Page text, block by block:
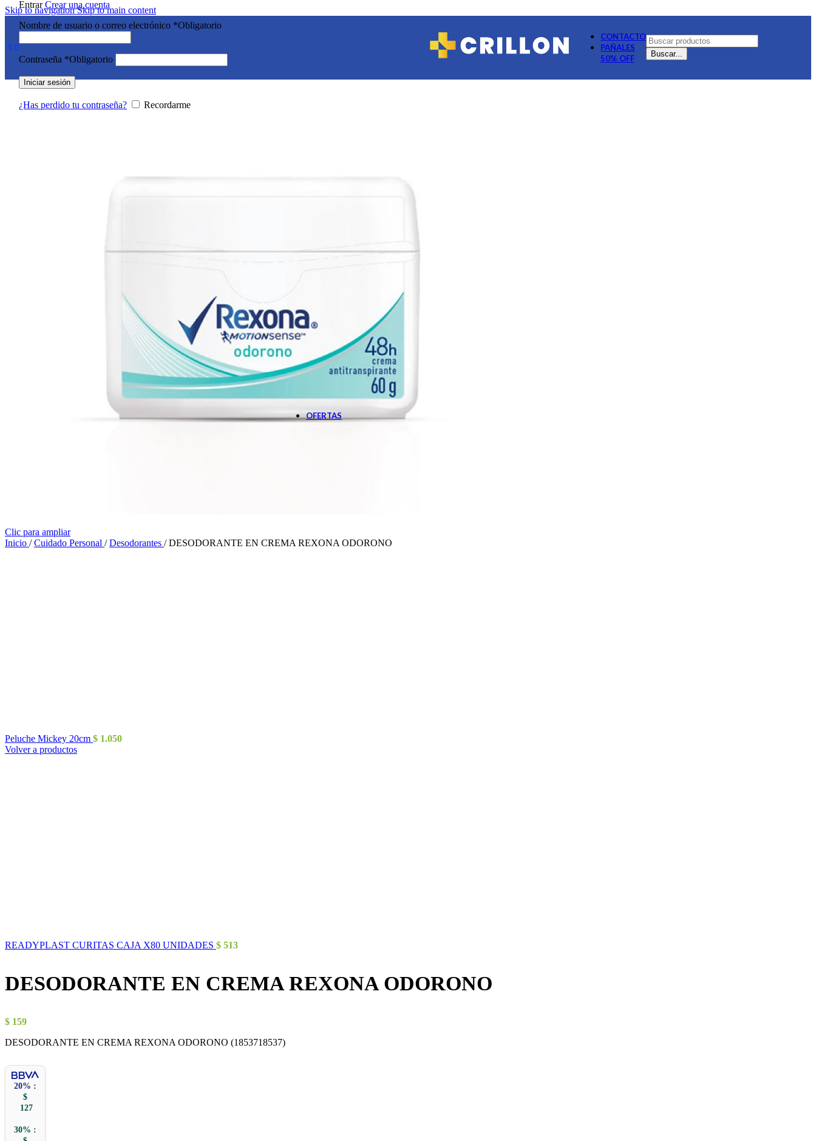
Skip to navigationSkip to main content
$ 0
EntrarCrear una cuenta
Nombre de usuario o correo electrónico *Obligatorio
Contraseña *Obligatorio
Iniciar sesión
¿Has perdido tu contraseña? Recordarme
Antiflamatorio
Gastroenterología
Nutrición
Oftalmología
Pañales Adultos
Apósitos
Pañales
Sabanillas
Post solares
Protector solar
OFERTAS
CONTACTO
PAÑALES
50% OFF
Buscar...
Clic para ampliar
Inicio / Cuidado Personal / Desodorantes / DESODORANTE EN CREMA REXONA ODORONO
Peluche Mickey 20cm $ 1.050
Volver a productos
READYPLAST CURITAS CAJA X80 UNIDADES $ 513
DESODORANTE EN CREMA REXONA ODORONO
$ 159
DESODORANTE EN CREMA REXONA ODORONO (1853718537)
20% :
$
127
30% :